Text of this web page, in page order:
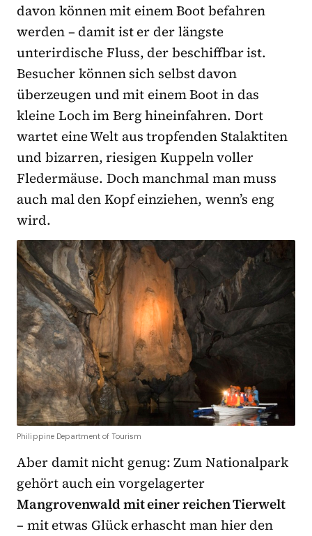
davon können mit einem Boot befahren
werden – damit ist er der längste
unterirdische Fluss, der beschiffbar ist.
Besucher können sich selbst davon
überzeugen und mit einem Boot in das
kleine Loch im Berg hineinfahren. Dort
wartet eine Welt aus tropfenden Stalaktiten
und bizarren, riesigen Kuppeln voller
Fledermäuse. Doch manchmal man muss
auch mal den Kopf einziehen, wenn’s eng
wird.
Philippine Department of Tourism
Aber damit nicht genug: Zum Nationalpark
gehört auch ein vorgelagerter
Mangrovenwald mit einer reichen Tierwelt
– mit etwas Glück erhascht man hier den